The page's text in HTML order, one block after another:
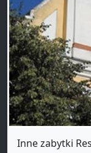
Inne zabytki